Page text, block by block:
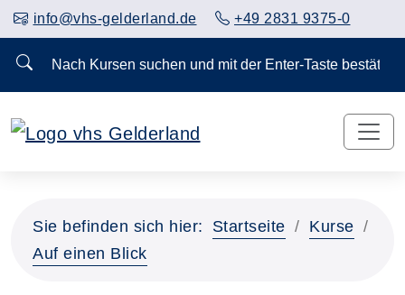
info@vhs-gelderland.de +49 2831 9375-0
Nach Kursen suchen und mit der Enter-Taste
Sie befinden sich hier: Startseite
Kurse
Auf einen Blick